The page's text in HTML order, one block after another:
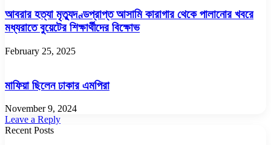
আবরার হত্যা মৃত্যুদণ্ডপ্রাপ্ত আসামি কারাগার থেকে পালানোর খবরে
মধ্যরাতে বুয়েটের শিক্ষার্থীদের বিক্ষোভ
February 25, 2025
মাফিয়া ছিলেন ঢাকার এমপিরা
November 9, 2024
Leave a Reply
Recent Posts